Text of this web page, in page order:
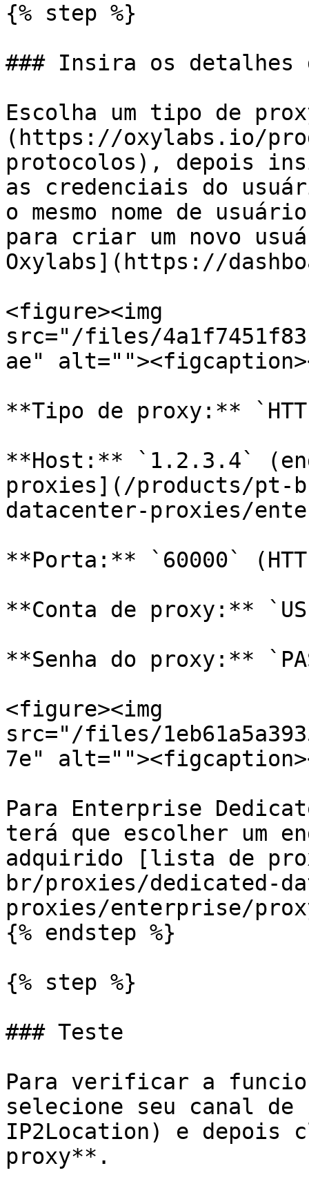
{% step %}
### Insira os detalhes
Escolha um tipo de
(https://oxylabs.io/
protocolos), depois
as credenciais do
o mesmo nome de
para criar um novo
Oxylabs](https://
<figure><img
src="/files/
ae"
**Tipo de proxy:**
**Host:** `1.2.3.4`
proxies](/products/pt-
datacenter-proxies/
**Porta:** `60000`
**Conta de proxy:**
**Senha do proxy:**
<figure><img
src="/files/
7e"
Para Enterprise
terá que escolher um
adquirido [lista de
br/proxies/dedicated-
proxies/enterprise/
{% endstep %}
{% step %}
### Teste
Para verificar a
selecione seu canal
IP2Location) e depois
proxy**.